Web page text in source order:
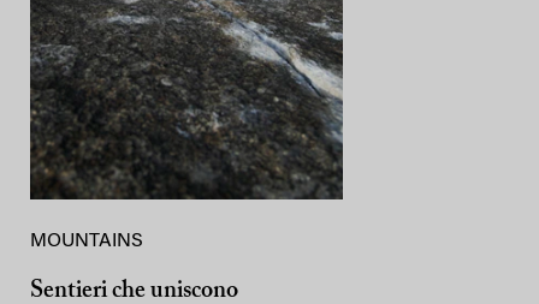
MOUNTAINS
Sentieri che uniscono